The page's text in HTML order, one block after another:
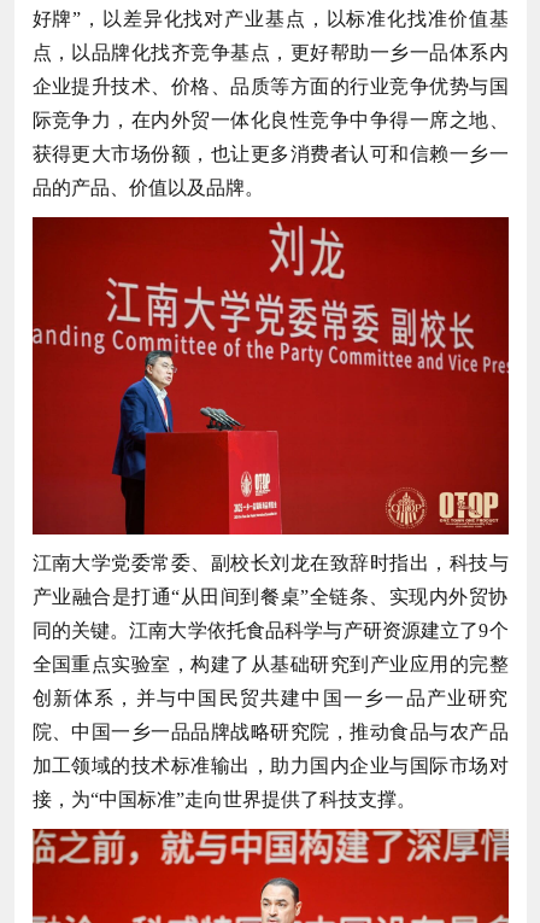
好牌”，以差异化找对产业基点，以标准化找准价值基
点，以品牌化找齐竞争基点，更好帮助一乡一品体系内
企业提升技术、价格、品质等方面的行业竞争优势与国
际竞争力，在内外贸一体化良性竞争中争得一席之地、
获得更大市场份额，也让更多消费者认可和信赖一乡一
品的产品、价值以及品牌。
江南大学党委常委、副校长刘龙在致辞时指出，科技与
产业融合是打通“从田间到餐桌”全链条、实现内外贸协
同的关键。江南大学依托食品科学与产研资源建立了9个
全国重点实验室，构建了从基础研究到产业应用的完整
创新体系，并与中国民贸共建中国一乡一品产业研究
院、中国一乡一品品牌战略研究院，推动食品与农产品
加工领域的技术标准输出，助力国内企业与国际市场对
接，为“中国标准”走向世界提供了科技支撑。